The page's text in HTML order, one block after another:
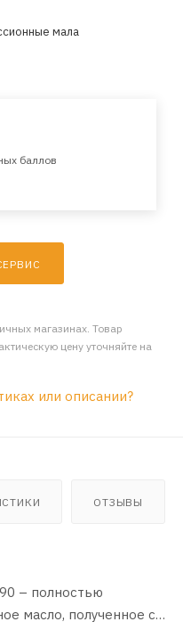
мала
баллов
магазинах. Товар
цену уточняйте на
или описании?
ОТЗЫВЫ
– полностью
масло, полученное с